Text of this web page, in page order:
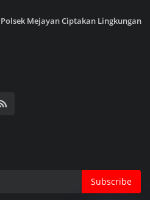
Mejayan Ciptakan Lingkungan
Subscribe